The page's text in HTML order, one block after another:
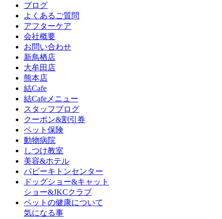
ブログ
よくあるご質問
アフターケア
会社概要
お問い合わせ
新鳥栖店
大牟田店
熊本店
結Cafe
結Cafeメニュー
スタッフブログ
クーポン&割引券
ペット保険
動物病院
しつけ教室
美容&ホテル
パピーキトンセンター
ドッグショー&キャット
ショー&JKCクラブ
ペットの健康について
気になる事